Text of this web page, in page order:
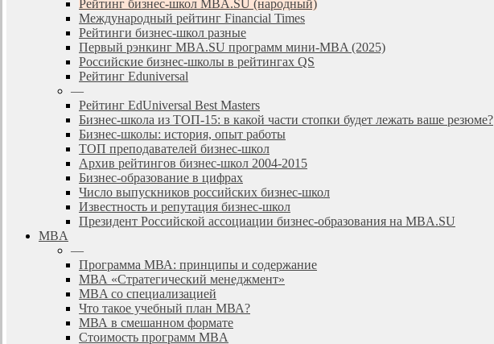
Рейтинг бизнес-школ MBA.SU (народный)
Международный рейтинг Financial Times
Рейтинги бизнес-школ разные
Первый рэнкинг MBA.SU программ мини-MBA (2025)
Российские бизнес-школы в рейтингах QS
Рейтинг Eduniversal
—
Рейтинг EdUniversal Best Masters
Бизнес-школа из ТОП-15: в какой части стопки будет лежать ваше резюме?
Бизнес-школы: история, опыт работы
ТОП преподавателей бизнес-школ
Архив рейтингов бизнес-школ 2004-2015
Бизнес-образование в цифрах
Число выпускников российских бизнес-школ
Известность и репутация бизнес-школ
Президент Российской ассоциации бизнес-образования на MBA.SU
MBA
—
Программа МВА: принципы и содержание
МВА «Cтратегический менеджмент»
MBA со специализацией
Что такое учебный план МВА?
МВА в смешанном формате
Стоимость программ MBA